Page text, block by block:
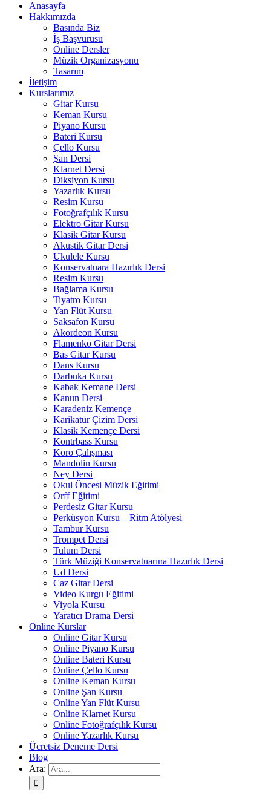
Anasayfa
Hakkımızda
Basında Biz
İş Başvurusu
Online Dersler
Müzik Organizasyonu
Tasarım
İletişim
Kurslarımız
Gitar Kursu
Keman Kursu
Piyano Kursu
Bateri Kursu
Çello Kursu
Şan Dersi
Klarnet Dersi
Diksiyon Kursu
Yazarlık Kursu
Resim Kursu
Fotoğrafçılık Kursu
Elektro Gitar Kursu
Klasik Gitar Kursu
Akustik Gitar Dersi
Ukulele Kursu
Konservatuara Hazırlık Dersi
Resim Kursu
Bağlama Kursu
Tiyatro Kursu
Yan Flüt Kursu
Saksafon Kursu
Akordeon Kursu
Flamenko Gitar Dersi
Bas Gitar Kursu
Dans Kursu
Darbuka Kursu
Kabak Kemane Dersi
Kanun Dersi
Karadeniz Kemençe
Karikatür Çizim Dersi
Klasik Kemençe Dersi
Kontrbass Kursu
Koro Çalışması
Mandolin Kursu
Ney Dersi
Okul Öncesi Müzik Eğitimi
Orff Eğitimi
Perdesiz Gitar Kursu
Perküsyon Kursu – Ritm Atölyesi
Tambur Kursu
Trompet Dersi
Tulum Dersi
Türk Müziği Konservatuarına Hazırlık Dersi
Ud Dersi
Caz Gitar Dersi
Video Kurgu Eğitimi
Viyola Kursu
Yaratıcı Drama Dersi
Online Kurslar
Online Gitar Kursu
Online Piyano Kursu
Online Bateri Kursu
Online Çello Kursu
Online Keman Kursu
Online Şan Kursu
Online Yan Flüt Kursu
Online Klarnet Kursu
Online Fotoğrafçılık Kursu
Online Yazarlık Kursu
Ücretsiz Deneme Dersi
Blog
Ara: